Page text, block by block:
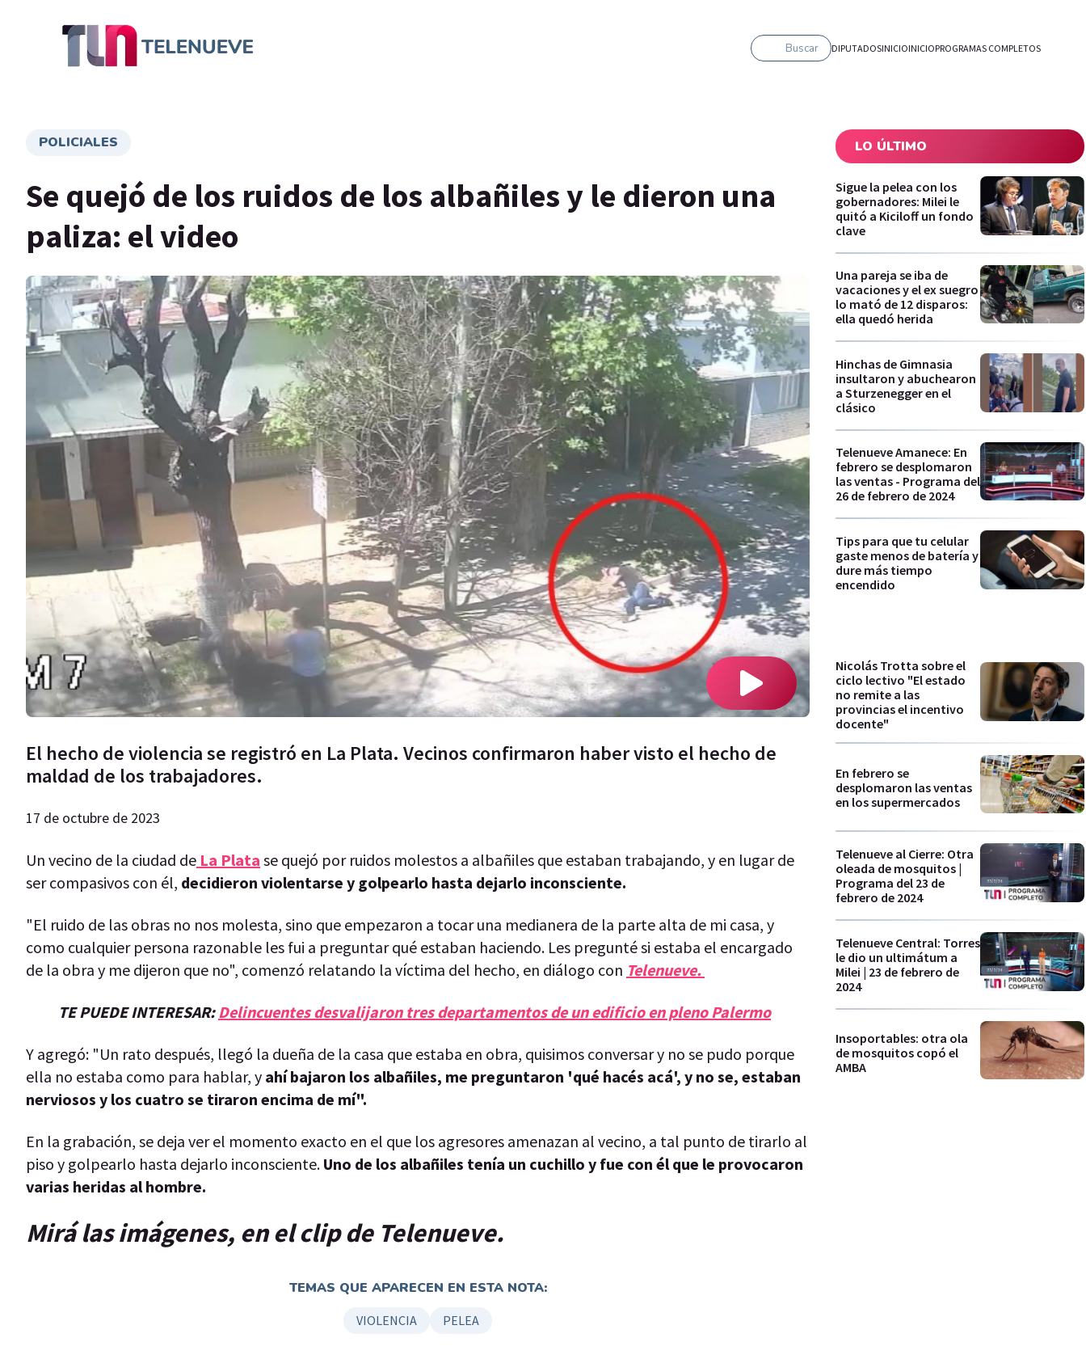
Buscar DIPUTADOSINICIOINICIOPROGRAMAS COMPLETOS
POLICIALES
Se quejó de los ruidos de los albañiles y le dieron una
paliza: el video
El hecho de violencia se registró en La Plata. Vecinos confirmaron haber visto el hecho de
maldad de los trabajadores.
17 de octubre de 2023
Un vecino de la ciudad de La Plata se quejó por ruidos molestos a albañiles que estaban trabajando, y en lugar de
ser compasivos con él, decidieron violentarse y golpearlo hasta dejarlo inconsciente.
"El ruido de las obras no nos molesta, sino que empezaron a tocar una medianera de la parte alta de mi casa, y
como cualquier persona razonable les fui a preguntar qué estaban haciendo. Les pregunté si estaba el encargado
de la obra y me dijeron que no", comenzó relatando la víctima del hecho, en diálogo con Telenueve.
TE PUEDE INTERESAR: Delincuentes desvalijaron tres departamentos de un edificio en pleno Palermo
Y agregó: "Un rato después, llegó la dueña de la casa que estaba en obra, quisimos conversar y no se pudo porque
ella no estaba como para hablar, y ahí bajaron los albañiles, me preguntaron 'qué hacés acá', y no se, estaban
nerviosos y los cuatro se tiraron encima de mí".
En la grabación, se deja ver el momento exacto en el que los agresores amenazan al vecino, a tal punto de tirarlo al
piso y golpearlo hasta dejarlo inconsciente. Uno de los albañiles tenía un cuchillo y fue con él que le provocaron
varias heridas al hombre.
Mirá las imágenes, en el clip de Telenueve.
TEMAS QUE APARECEN EN ESTA NOTA:
VIOLENCIA PELEA
LO ÚLTIMO
Sigue la pelea con los
gobernadores: Milei le
quitó a Kiciloff un fondo
clave
Una pareja se iba de
vacaciones y el ex suegro
lo mató de 12 disparos:
ella quedó herida
Hinchas de Gimnasia
insultaron y abuchearon
a Sturzenegger en el
clásico
Telenueve Amanece: En
febrero se desplomaron
las ventas - Programa del
26 de febrero de 2024
Tips para que tu celular
gaste menos de batería y
dure más tiempo
encendido
Nicolás Trotta sobre el
ciclo lectivo "El estado
no remite a las
provincias el incentivo
docente"
En febrero se
desplomaron las ventas
en los supermercados
Telenueve al Cierre: Otra
oleada de mosquitos |
Programa del 23 de
febrero de 2024
Telenueve Central: Torres
le dio un ultimátum a
Milei | 23 de febrero de
2024
Insoportables: otra ola
de mosquitos copó el
AMBA